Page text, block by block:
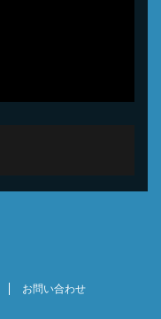
お問い合わせ